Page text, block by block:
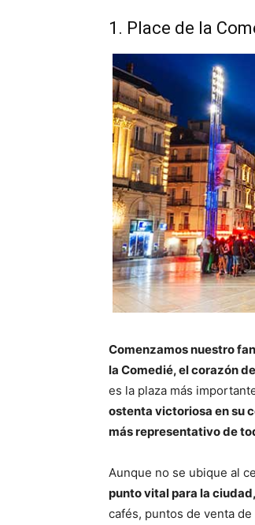
1. Place de la
Comenzamos nuestro
la Comedié, el corazón
es la plaza más
ostenta victoriosa en su
más representativo de
Aunque no se ubique al
punto vital para la
cafés, puntos de venta